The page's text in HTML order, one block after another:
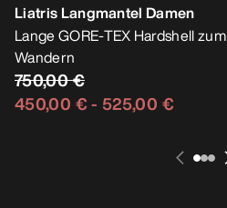
Liatris Langmantel Damen
Lange GORE-TEX Hardshell zum
Wandern
750,00 €
450,00 €- 525,00 €